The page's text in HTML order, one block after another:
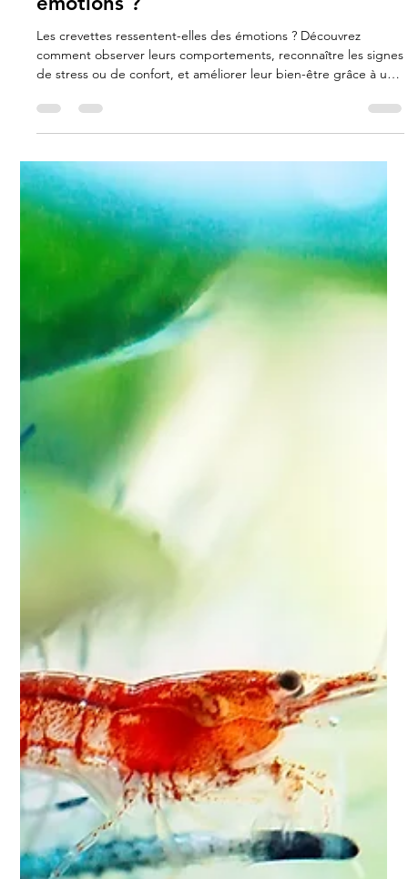
Carla Gimenez
28 juil. 2025
2 min de lecture
Les crevettes ressentent-elles des
émotions ?
Les crevettes ressentent-elles des émotions ? Découvrez
comment observer leurs comportements, reconnaître les signes
de stress ou de confort, et améliorer leur bien-être grâce à un
environnement adapté.